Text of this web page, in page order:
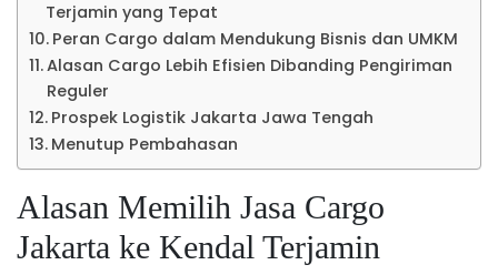
Terjamin yang Tepat
Peran Cargo dalam Mendukung Bisnis dan UMKM
Alasan Cargo Lebih Efisien Dibanding Pengiriman
Reguler
Prospek Logistik Jakarta Jawa Tengah
Menutup Pembahasan
Alasan Memilih Jasa Cargo
Jakarta ke Kendal Terjamin